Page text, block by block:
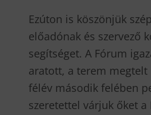
Ezúton is köszönjük
előadónak és szervező
segítséget. A Fórum
aratott, a terem megtelt
félév második felében
szeretettel várjuk őket a